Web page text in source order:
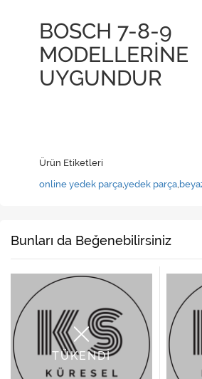
BOSCH 7-8-9
MODELLERİNE
UYGUNDUR
Ürün Etiketleri
online yedek parça,yedek parça,
Bunları da Beğenebilirsiniz
TÜKENDİ